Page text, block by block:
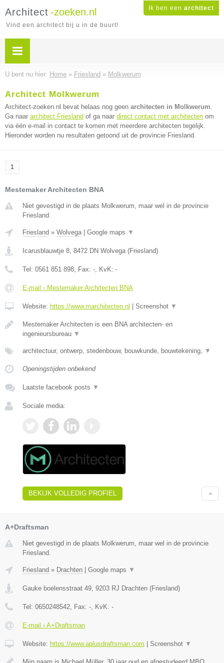
Ik ben een architect
Architect -zoeken.nl
Vind een architect bij u in de buurt!
U bent nu hier: Home » Friesland » Molkwerum
Architect Molkwerum
Architect-zoeken.nl bevat helaas nog geen architecten in Molkwerum.
Ga naar architect Friesland of ga naar direct contact met architecten om
via één e-mail in contact te komen met meerdere architecten tegelijk.
Hieronder worden nu resultaten getoond uit de provincie Friesland.
1
Mestemaker Architecten BNA
Niet gevestigd in de plaats Molkwerum, maar wel in de provincie
Friesland.
Friesland » Wolvega| Google maps ▼
Icarusblauwtje 8, 8472 DN Wolvega(Friesland)
Tel: 0561 851 898, Fax: -, KvK: -
E-mail › Mestemaker Architecten BNA
Website: https://www.marchitecten.nl Screenshot ▼
Mestemaker Architecten is een BNA architecten- en
ingenieursbureau ▼
architectuur, ontwerp, stedenbouw, bouwkunde, bouwtekening, ▼
Openingstijden onbekend
Laatste facebook posts ▼
Sociale media:
BEKIJK VOLLEDIG PROFIEL
A+Draftsman
Niet gevestigd in de plaats Molkwerum, maar wel in de provincie
Friesland.
Friesland » Drachten Google maps ▼
Gauke boelensstraat 49, 9203 RJ Drachten (Friesland)
Tel: 0650248542, Fax: -, KvK: -
E-mail › A+Draftsman
Website: https://www.aplusdraftsman.com Screenshot ▼